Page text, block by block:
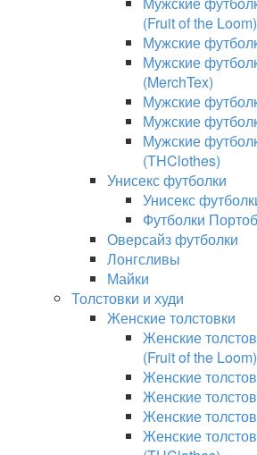
(Fruit of the Loom)
Мужские
Мужские
(MerchTex)
Мужские
Мужские
Мужские
(THClothes)
Унисекс футболки
Унисекс
Футболки
Оверсайз футболки
Лонгсливы
Майки
Толстовки и худи
Женские толстовки
Женские
(Fruit of the Loom)
Женские
Женские
Женские
Женские